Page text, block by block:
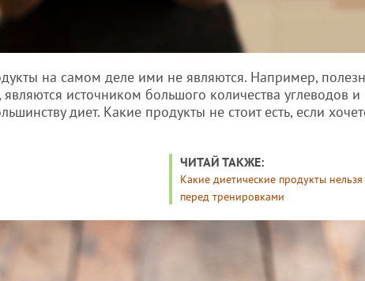
на самом деле ими не являются. Например,
источником большого количества углеводов и
диет. Какие продукты не стоит есть, если
ЧИТАЙ ТАКЖЕ:
Какие диетические продукты нельзя
перед тренировками